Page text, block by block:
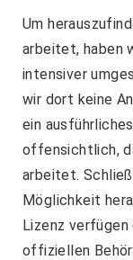
Um
arbeitet, haben
intensiver
wir dort keine
ein
offensichtlich,
arbeitet.
Möglichkeit
Lizenz
offiziellen